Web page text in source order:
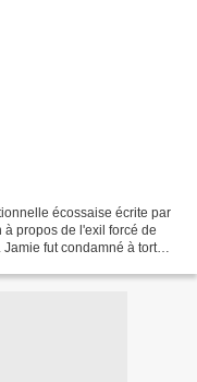
écossaise écrite par
propos de l'exil forcé de
fut condamné à tort